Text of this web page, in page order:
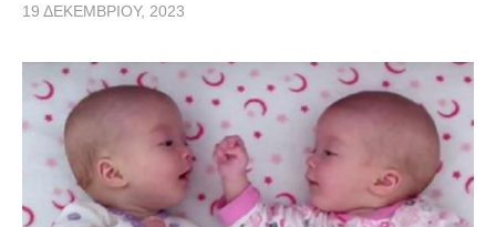
19 ΔΕΚΕΜΒΡΊΟΥ, 2023